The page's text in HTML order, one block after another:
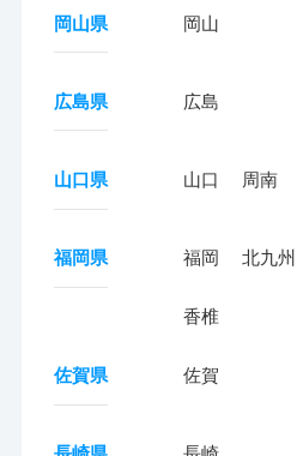
岡山県 岡山
広島県 広島
山口県 山口 周南
福岡県 福岡 北九州
香椎
佐賀県 佐賀